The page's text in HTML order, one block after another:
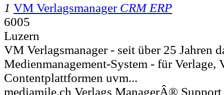
1 VM Verlagsmanager CRM ERP
6005
Luzern
VM Verlagsmanager - seit über 25 Jahren
Medienmanagement-System - für Verlage,
Contentplattformen uvm...
mediamile.ch Verlags ManagerÂ®